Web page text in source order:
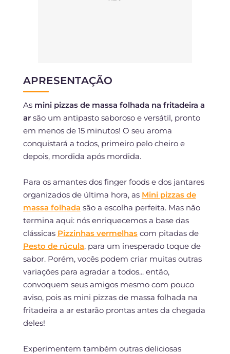
APRESENTAÇÃO
As mini pizzas de massa folhada na fritadeira a
arsão um antipasto saboroso e versátil, pronto
em menos de 15 minutos! O seu aroma
conquistará a todos, primeiro pelo cheiro e
depois, mordida após mordida.
Para os amantes dos finger foods e dos jantares
organizados de última hora, as Mini pizzas de
massa folhada são a escolha perfeita. Mas não
termina aqui: nós enriquecemos a base das
clássicas Pizzinhas vermelhascom pitadas de
Pesto de rúcula, para um inesperado toque de
sabor. Porém, vocês podem criar muitas outras
variações para agradar a todos... então,
convoquem seus amigos mesmo com pouco
aviso, pois as mini pizzas de massa folhada na
fritadeira a ar estarão prontas antes da chegada
deles!
Experimentem também outras deliciosas